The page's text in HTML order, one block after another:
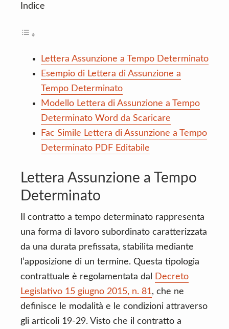
Indice
Lettera Assunzione a Tempo Determinato
Esempio di Lettera di Assunzione a
Tempo Determinato
Modello Lettera di Assunzione a Tempo
Determinato Word da Scaricare
Fac Simile Lettera di Assunzione a Tempo
Determinato PDF Editabile
Lettera Assunzione a Tempo
Determinato
Il contratto a tempo determinato rappresenta
una forma di lavoro subordinato caratterizzata
da una durata prefissata, stabilita mediante
l’apposizione di un termine. Questa tipologia
contrattuale è regolamentata dal
Decreto
Legislativo 15 giugno 2015, n. 81, che ne
definisce le modalità e le condizioni attraverso
gli articoli 19-29. Visto che il contratto a